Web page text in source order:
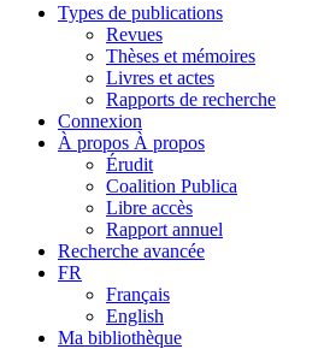
Types de publications
Revues
Thèses et mémoires
Livres et actes
Rapports de recherche
Connexion
À propos À propos
Érudit
Coalition Publica
Libre accès
Rapport annuel
Recherche avancée
FR
Français
English
Ma bibliothèque